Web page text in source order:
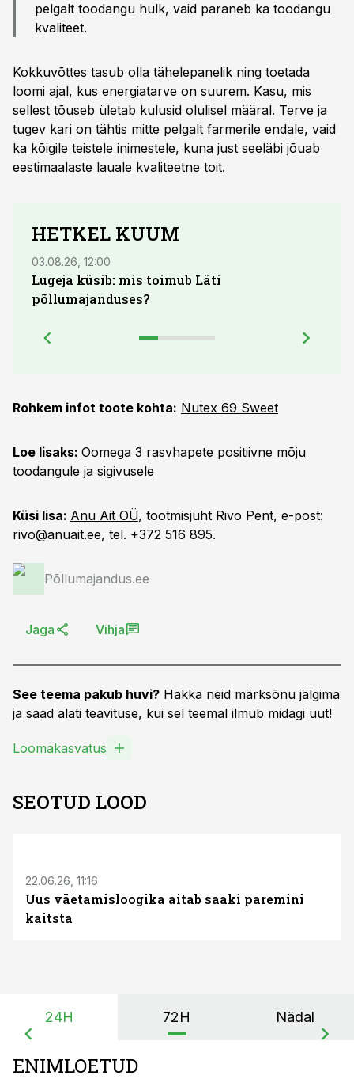
pelgalt toodangu hulk, vaid paraneb ka toodangu
kvaliteet.
Kokkuvõttes tasub olla tähelepanelik ning toetada
loomi ajal, kus energiatarve on suurem. Kasu, mis
sellest tõuseb ületab kulusid olulisel määral. Terve ja
tugev kari on tähtis mitte pelgalt farmerile endale, vaid
ka kõigile teistele inimestele, kuna just seeläbi jõuab
eestimaalaste lauale kvaliteetne toit.
HETKEL KUUM
03.08.26, 12:00
Lugeja küsib: mis toimub Läti
põllumajanduses?
Rohkem infot toote kohta: Nutex 69 Sweet
Loe lisaks: Oomega 3 rasvhapete positiivne mõju
toodangule ja sigivusele
Küsi lisa: Anu Ait OÜ, tootmisjuht Rivo Pent, e-post:
rivo@anuait.ee, tel. +372 516 895.
Põllumajandus.ee
Jaga Vihja
See teema pakub huvi? Hakka neid märksõnu jälgima
ja saad alati teavituse, kui sel teemal ilmub midagi uut!
Loomakasvatus
SEOTUD LOOD
22.06.26, 11:16
Uus väetamisloogika aitab saaki paremini
kaitsta
24H 72H Nädal
ENIMLOETUD